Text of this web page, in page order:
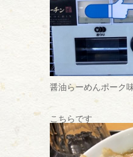
醤油らーめんポーク
こちらです